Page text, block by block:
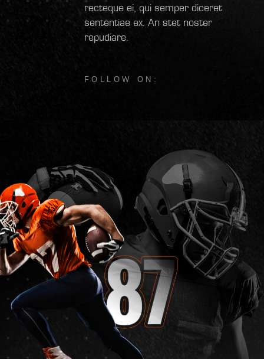
recteque ei, qui semper diceret
sententiae ex. An stet noster
repudiare.
FOLLOW ON: